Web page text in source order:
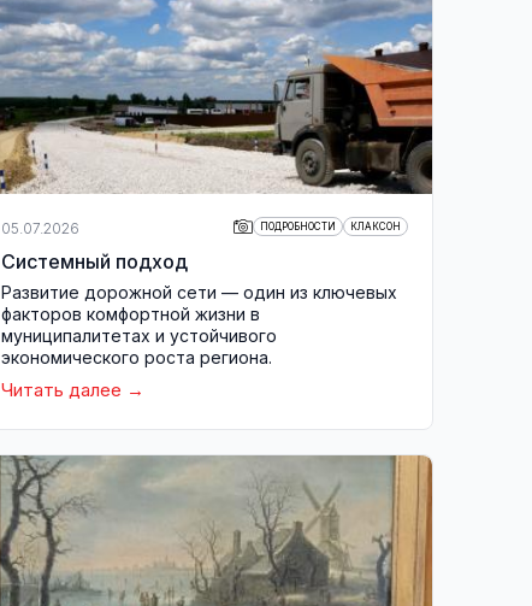
05.07.2026 ПОДРОБНОСТИ КЛАКСОН
Системный подход
Развитие дорожной сети — один из ключевых
факторов комфортной жизни в
муниципалитетах и устойчивого
экономического роста региона.
Читать далее